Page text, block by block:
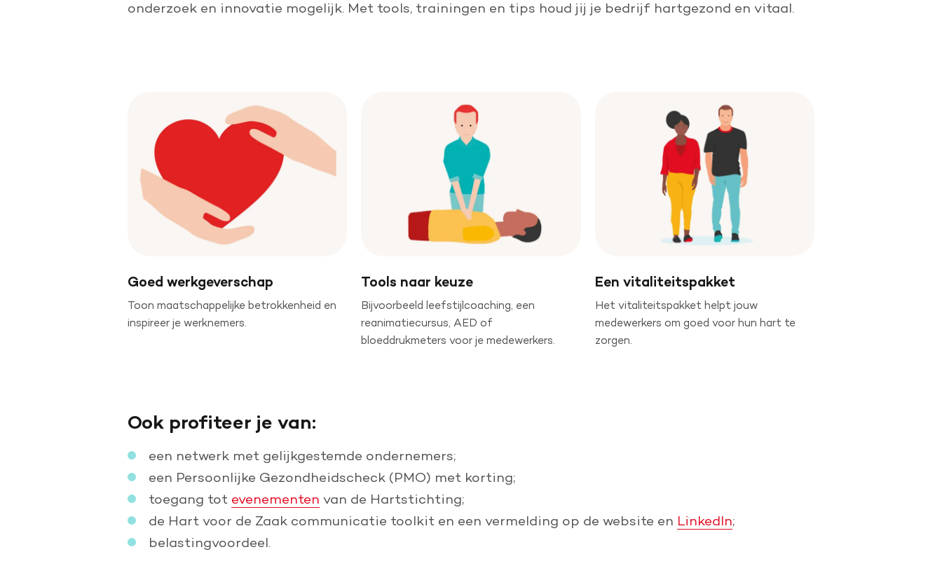
Doe een grote schenking Leer reanimeren
onderzoek en innovatie mogelijk. ​Met tools, trainingen en tips houd jij je bedrijf hartgezond en vitaal.​
Goed werkgeverschap
Toon maatschappelijke betrokkenheid en
inspireer je werknemers.
Tools naar keuze
Bijvoorbeeld leefstijlcoaching, een
reanimatiecursus, AED of
bloeddrukmeters voor je medewerkers.
Een vitaliteitspakket
Het vitaliteitspakket helpt jouw
medewerkers om goed voor hun hart te
zorgen.
Ook profiteer je van:
een netwerk met gelijkgestemde ondernemers;
een Persoonlijke Gezondheidscheck ​(PMO) met korting;
toegang tot evenementen van de Hartstichting;
de Hart voor de Zaak communicatie toolkit en een vermelding op de website ​en LinkedIn;
belastingvoordeel.